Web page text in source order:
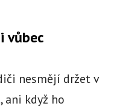
vůbec
nesmějí držet v
ani když ho